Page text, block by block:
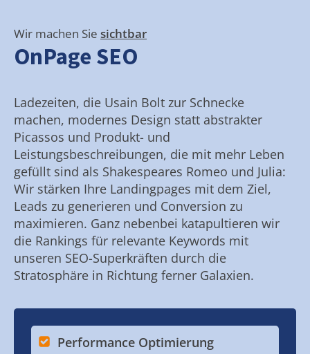
Wir machen Sie sichtbar
OnPage SEO
Ladezeiten, die Usain Bolt zur Schnecke
machen, modernes Design statt abstrakter
Picassos und Produkt- und
Leistungsbeschreibungen, die mit mehr Leben
gefüllt sind als Shakespeares Romeo und Julia:
Wir stärken Ihre Landingpages mit dem Ziel,
Leads zu generieren und Conversion zu
maximieren. Ganz nebenbei katapultieren wir
die Rankings für relevante Keywords mit
unseren SEO-Superkräften durch die
Stratosphäre in Richtung ferner Galaxien.
Performance Optimierung